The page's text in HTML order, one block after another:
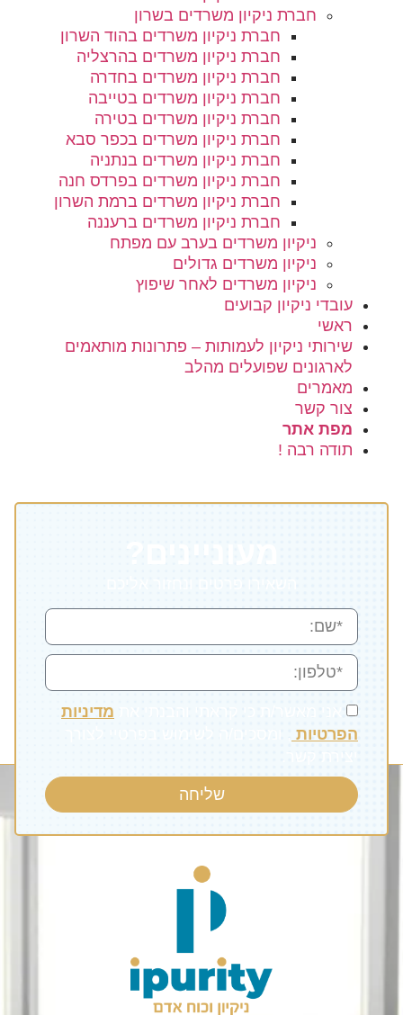
חברת ניקיון משרדים בשרון
חברת ניקיון משרדים בהוד השרון
חברת ניקיון משרדים בהרצליה
חברת ניקיון משרדים בחדרה
חברת ניקיון משרדים בטייבה
חברת ניקיון משרדים בטירה
חברת ניקיון משרדים בכפר סבא
חברת ניקיון משרדים בנתניה
חברת ניקיון משרדים בפרדס חנה
חברת ניקיון משרדים ברמת השרון
חברת ניקיון משרדים ברעננה
ניקיון משרדים בערב עם מפתח
ניקיון משרדים גדולים
ניקיון משרדים לאחר שיפוץ
עובדי ניקיון קבועים
ראשי
שירותי ניקיון לעמותות – פתרונות מותאמים
לארגונים שפועלים מהלב
מאמרים
צור קשר
מפת אתר
תודה רבה !
מעוניינים?
השאירו פרטים ונחזור אליכם
אני מאשר/ת כי קראתי והבנתי את מדיניות
הפרטיות , ומסכים/ה לשימוש בפרטיי לצורך
יצירת קשר.
שליחה